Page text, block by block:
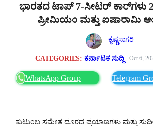
ಭಾರತದ ಟಾಪ್ 7-ಸೀಟರ್ ಕಾರ್‌ಗಳು
ಪ್ರೀಮಿಯಂ ಮತ್ತು ಐಷಾರಾಮಿ
ಕೃಷ್ಣಸಾಗರಿ
CATEGORIES:ಕರ್ನಾಟಕ ಸುದ್ದಿ Oct 6,
WhatsApp Group Telegram
ಕುಟುಂಬ ಸಮೇತ ದೂರದ ಪ್ರಯಾಣಗಳು ಮತ್ತು